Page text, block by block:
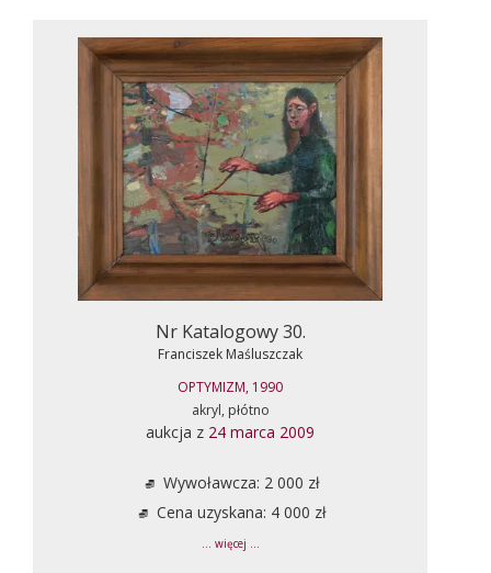
Nr Katalogowy 30.
Franciszek Maśluszczak
OPTYMIZM, 1990
akryl, płótno
aukcja z 24 marca 2009
Wywoławcza: 2 000 zł
Cena uzyskana: 4 000 zł
... więcej ...